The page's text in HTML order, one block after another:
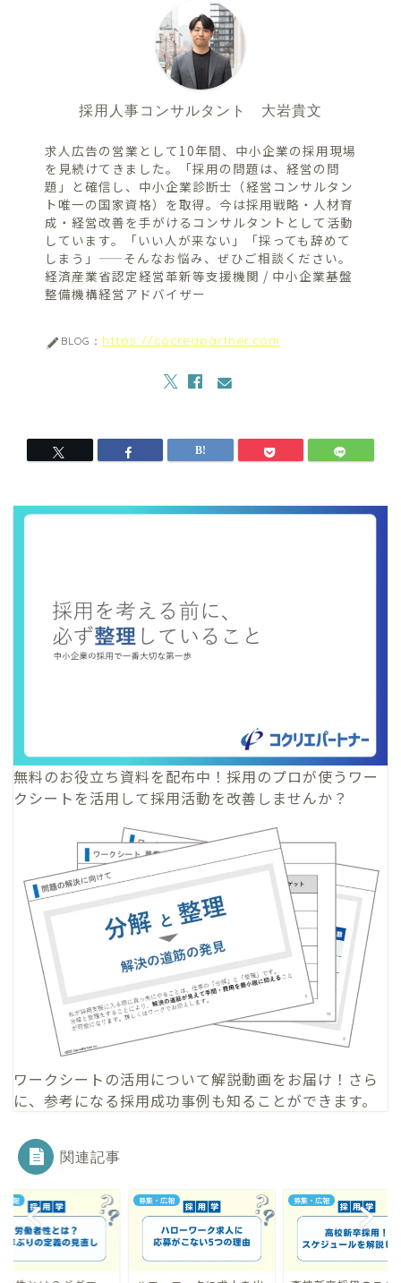
採用人事コンサルタント 大岩貴文
求人広告の営業として10年間、中小企業の採用現場
を見続けてきました。「採用の問題は、経営の問
題」と確信し、中小企業診断士（経営コンサルタン
ト唯一の国家資格）を取得。今は採用戦略・人材育
成・経営改善を手がけるコンサルタントとして活動
しています。「いい人が来ない」「採っても辞めて
しまう」——そんなお悩み、ぜひご相談ください。
経済産業省認定経営革新等支援機関 / 中小企業基盤
整備機構経営アドバイザー
BLOG： https://cocreapartner.com
無料のお役立ち資料を配布中！採用のプロが使うワー
クシートを活用して採用活動を改善しませんか？
ワークシートの活用について解説動画をお届け！さら
に、参考になる採用成功事例も知ることができます。
関連記事
広報 募集・広報 募集・広報